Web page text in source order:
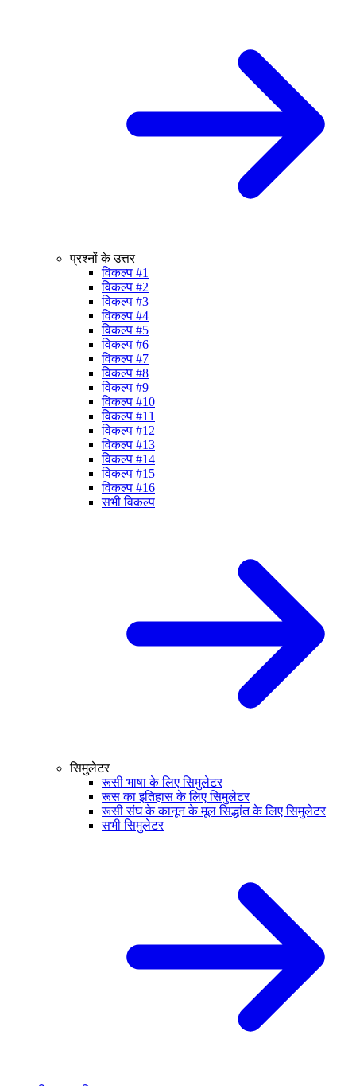
प्रश्नों के उत्तर
विकल्प #1
विकल्प #2
विकल्प #3
विकल्प #4
विकल्प #5
विकल्प #6
विकल्प #7
विकल्प #8
विकल्प #9
विकल्प #10
विकल्प #11
विकल्प #12
विकल्प #13
विकल्प #14
विकल्प #15
विकल्प #16
सभी विकल्प
सिमुलेटर
रूसी भाषा के लिए सिमुलेटर
रूस का इतिहास के लिए सिमुलेटर
रूसी संघ के कानून के मूल सिद्धांत के लिए सिमुलेटर
सभी सिमुलेटर